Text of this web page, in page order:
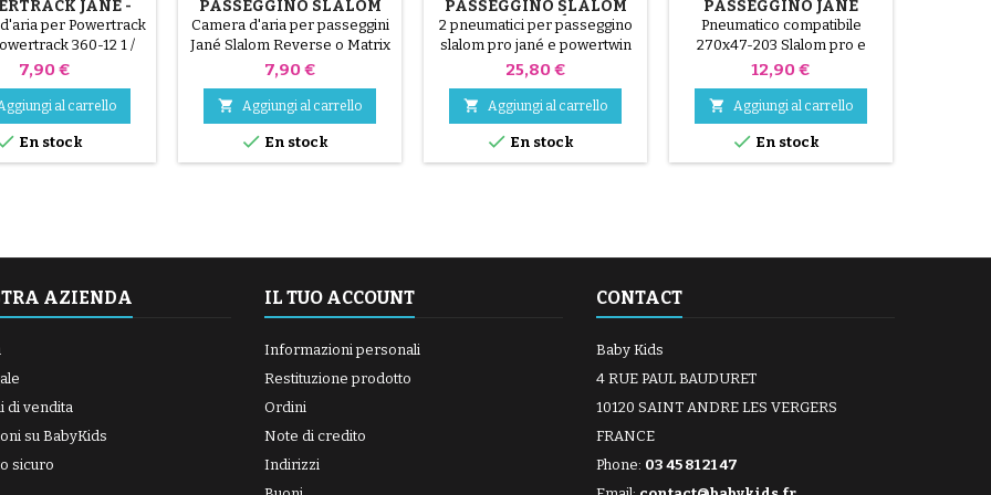
JANÉ -
360
per Powertrack
360-12 1 /
2x1.75x2 1/4
Prezzo
7,90 €
al carrello
En stock
PASSEGGINO SLALOM
REVERSE O MATRIX
Camera d'aria per passeggini
Jané Slalom Reverse o Matrix
- 10 1 / 2x17 / 8 - che può
essere montata su uno
pneumatico Jané Slalom o
Matrix di dimensione 270x47-
203
Prezzo
7,90 €
 Aggiungi al carrello
 En stock
PASSEGGINO SLALOM
PRO JANÉ E
POWERTWIN JANÉ
2 pneumatici per passeggino
slalom pro jané e powertwin
jané compatibili - 270x47-203
Prezzo
25,80 €
 Aggiungi al carrello
 En stock
PASSEGGINO JANÉ
SLALOM PRO E
POWERTWIN
Pneumatico compatibile
270x47-203 Slalom pro e
Powertwin
Prezzo
12,90 €
 Aggiungi al carrello
 En stock
AZIENDA
di vendita
su BabyKids
sicuro
IL TUO ACCOUNT
Informazioni personali
Restituzione prodotto
Ordini
Note di credito
Indirizzi
CONTACT
Baby Kids
4 RUE PAUL BAUDURET
10120 SAINT ANDRE LES VERGERS
FRANCE
Phone: 03 45 81 21 47